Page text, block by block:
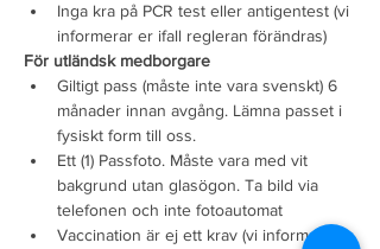
Inga kra på PCR test eller antigentest (vi
informerar er ifall regleran förändras)
För utländsk medborgare
Giltigt pass (måste inte vara svenskt) 6
månader innan avgång. Lämna passet i
fysiskt form till oss.
Ett (1) Passfoto. Måste vara med vit
bakgrund utan glasögon. Ta bild via
telefonen och inte fotoautomat
Vaccination är ej ett krav (vi informerar